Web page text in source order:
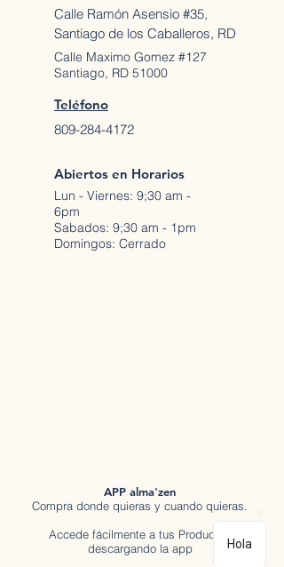
Calle Ramón Asensio #35,
Santiago de los Caballeros, RD
Calle Maximo Gomez #127
Santiago, RD 51000
Teléfono
809-284-4172
Abiertos en Horarios
Lun - Viernes: 9;30 am -
6pm
Sabados: 9;30 am - 1pm
Domingos: Cerrado
APP alma'zen
Compra donde quieras y cuando quieras.
Accede fácilmente a tus Productos
descargando la app
Hola